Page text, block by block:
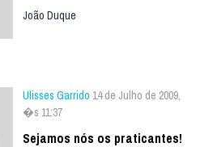
João Duque
Ulisses Garrido 14 de Julho de 2009,
�s 11:37
Sejamos nós os praticantes!